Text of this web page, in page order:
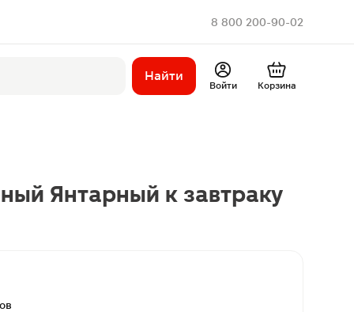
8 800 200-90-02
Найти
Войти Корзина
Янтарный к завтраку